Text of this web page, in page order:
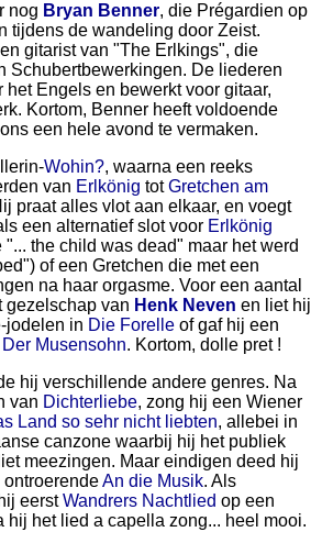
nog Bryan Benner, die Prégardien op
tijdens de wandeling door Zeist.
gitarist van "The Erlkings", die
Schubertbewerkingen. De liederen
Engels en bewerkt voor gitaar,
Kortom, Benner heeft voldoende
een hele avond te vermaken.
Wohin?, waarna een reeks
van Erlkönig totGretchen am
praat alles vlot aan elkaar, en voegt
een alternatief slot voor Erlkönig
the child was dead" maar het werd
of een Gretchen die met een
na haar orgasme. Voor een aantal
gezelschap van Henk Neven en liet hij
jodelen in Die Forelle of gaf hij een
Der Musensohn. Kortom, dolle pret !
hij verschillende andere genres. Na
van Dichterliebe, zong hij een Wiener
Land so sehr nicht liebten, allebei in
canzone waarbij hij het publiek
liet meezingen. Maar eindigen deed hij
ontroerendeAn die Musik. Als
eerstWandrers Nachtlied op een
hij het lied a capella zong... heel mooi.